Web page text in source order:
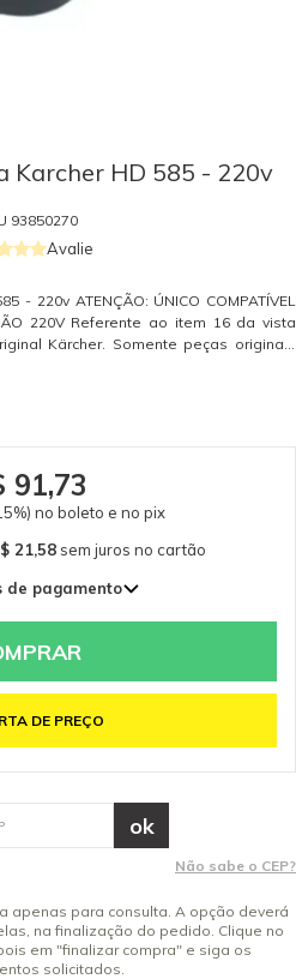
Karcher HD 585 - 220v
93850270
Avalie
- 220v ATENÇÃO: ÚNICO COMPATÍVEL
220V Referente ao item 16 da vista
Kärcher. Somente peças originais
do equipamento e do operador.
91,73
no boleto e no pix
21,58 sem juros no cartão
de pagamento
53,96 sem juros
21,58 sem juros
DE PREÇO
Não sabe o CEP?
apenas para consulta. A opção deverá
na finalização do pedido. Clique no
em "finalizar compra" e siga os
solicitados.